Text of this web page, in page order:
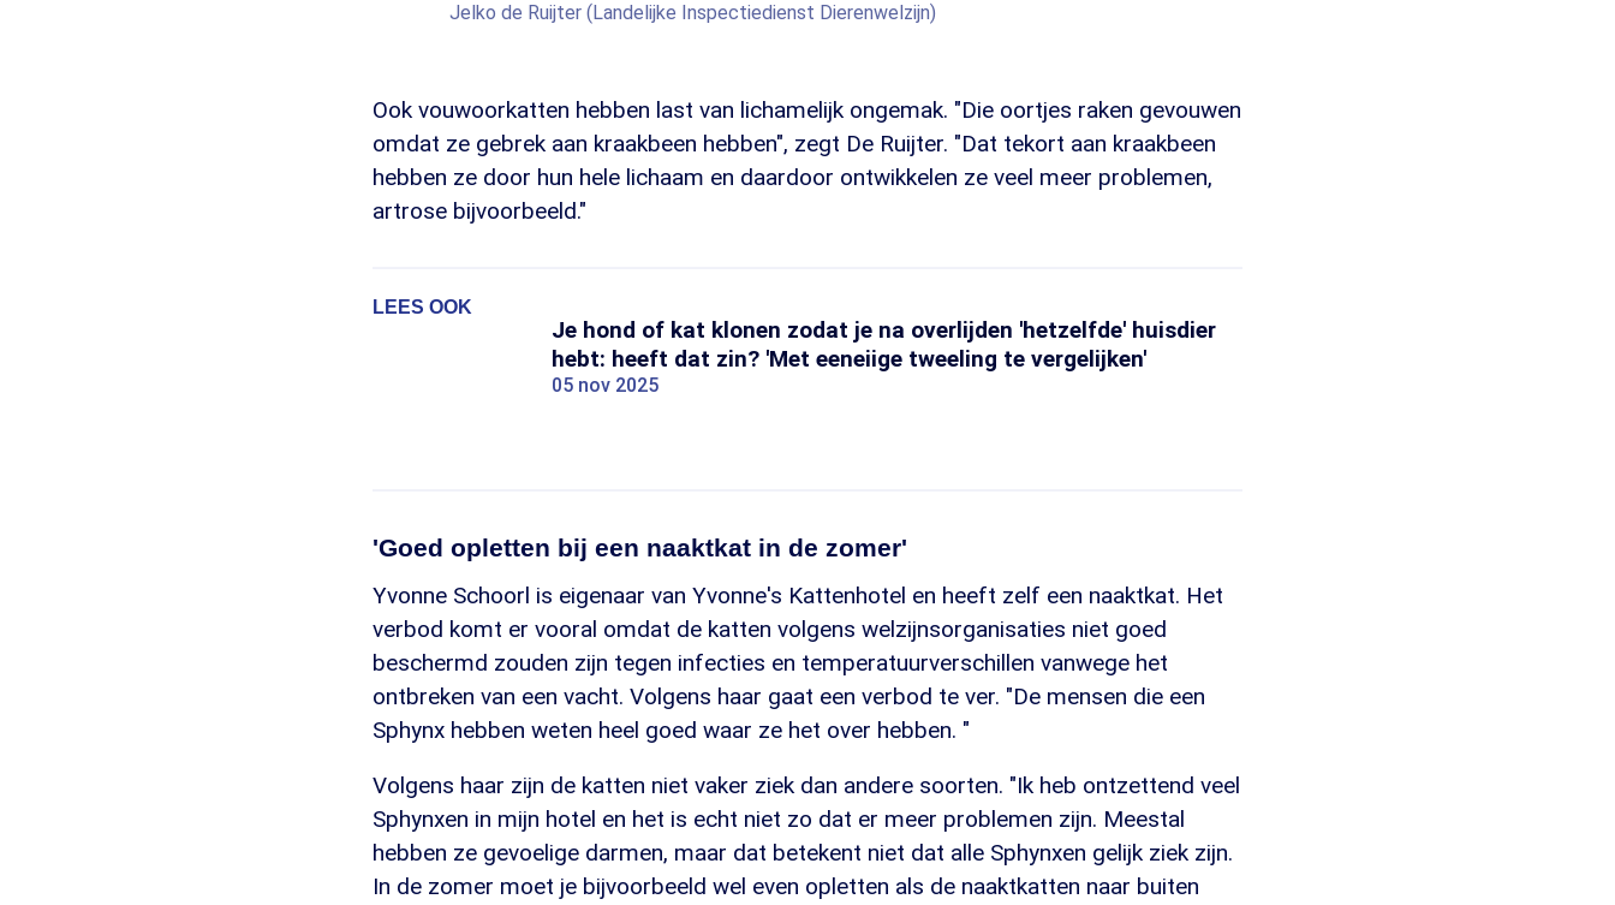
Jelko de Ruijter (Landelijke Inspectiedienst Dierenwelzijn)
Ook vouwoorkatten hebben last van lichamelijk ongemak. "Die oortjes raken gevouwen
omdat ze gebrek aan kraakbeen hebben", zegt De Ruijter. "Dat tekort aan kraakbeen
hebben ze door hun hele lichaam en daardoor ontwikkelen ze veel meer problemen,
artrose bijvoorbeeld."
LEES OOK
Je hond of kat klonen zodat je na overlijden 'hetzelfde' huisdier
hebt: heeft dat zin? 'Met eeneiige tweeling te vergelijken'
05 nov 2025
'Goed opletten bij een naaktkat in de zomer'
Yvonne Schoorl is eigenaar van Yvonne's Kattenhotel en heeft zelf een naaktkat. Het
verbod komt er vooral omdat de katten volgens welzijnsorganisaties niet goed
beschermd zouden zijn tegen infecties en temperatuurverschillen vanwege het
ontbreken van een vacht. Volgens haar gaat een verbod te ver. "De mensen die een
Sphynx hebben weten heel goed waar ze het over hebben. "
Volgens haar zijn de katten niet vaker ziek dan andere soorten. "Ik heb ontzettend veel
Sphynxen in mijn hotel en het is echt niet zo dat er meer problemen zijn. Meestal
hebben ze gevoelige darmen, maar dat betekent niet dat alle Sphynxen gelijk ziek zijn.
In de zomer moet je bijvoorbeeld wel even opletten als de naaktkatten naar buiten